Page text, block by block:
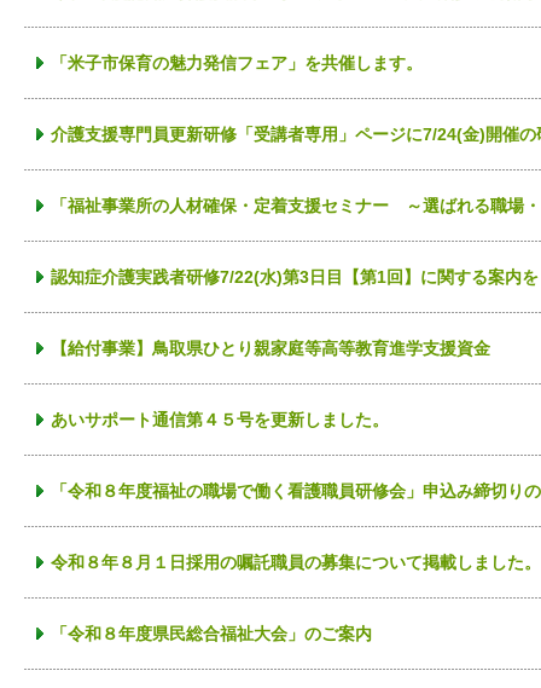
「米子市保育の魅力発信フェア」を共催します。
介護支援専門員更新研修「受講者専用」ページに7/24(金)開催
「福祉事業所の人材確保・定着支援セミナー ～選ばれる職場
認知症介護実践者研修7/22(水)第3日目【第1回】に関する案内
【給付事業】鳥取県ひとり親家庭等高等教育進学支援資金
あいサポート通信第４５号を更新しました。
「令和８年度福祉の職場で働く看護職員研修会」申込み締切り
令和８年８月１日採用の嘱託職員の募集について掲載しました。
「令和８年度県民総合福祉大会」のご案内